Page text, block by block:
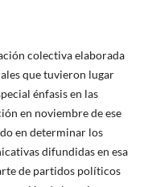
colectiva elaborada
que tuvieron lugar
énfasis en las
en noviembre de ese
en determinar los
difundidas en esa
de partidos políticos